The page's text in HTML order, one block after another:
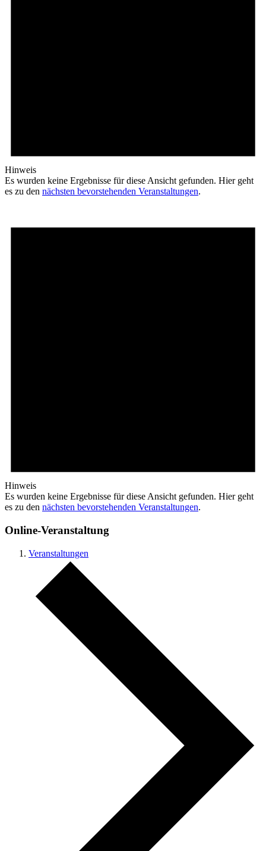
Hinweis
Es wurden keine Ergebnisse für diese Ansicht gefunden. Hier geht
es zu den nächsten bevorstehenden Veranstaltungen.
Hinweis
Es wurden keine Ergebnisse für diese Ansicht gefunden. Hier geht
es zu den nächsten bevorstehenden Veranstaltungen.
Online-Veranstaltung
Veranstaltungen